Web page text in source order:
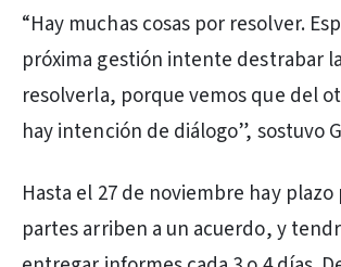
“Hay muchas cosas por resolver.
próxima gestión intente destrabar
resolverla, porque vemos que del
hay intención de diálogo”, sostuvo
Hasta el 27 de noviembre hay plazo
partes arriben a un acuerdo, y